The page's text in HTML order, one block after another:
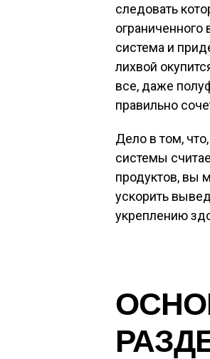
следовать
система и
лихвой
все, даже
правильно
Дело в том,
системы
продуктов, вы
ускорить
укреплению